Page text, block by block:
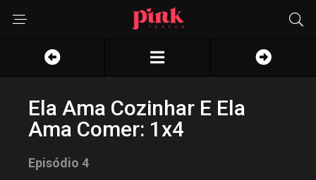
Ela Ama Cozinhar E Ela
Ama Comer: 1x4
Episódio 4